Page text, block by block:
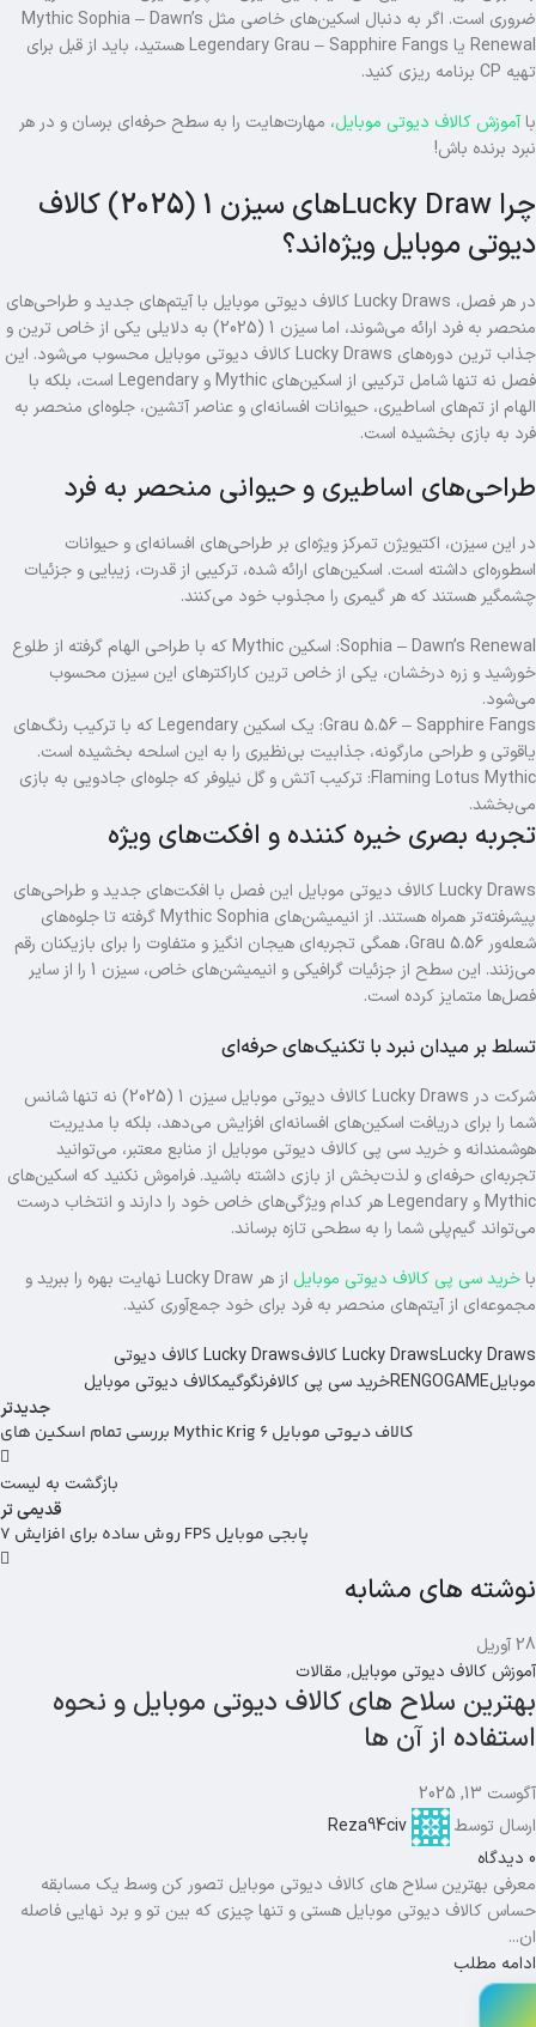
ضروری است. اگر به دنبال اسکین‌های خاصی مثل Mythic Sophia – Dawn’s
Renewal یا Legendary Grau – Sapphire Fangs هستید، باید از قبل برای
تهیه CP برنامه‌ ریزی کنید.
باآموزش کالاف دیوتی موبایل، مهارت‌هایت را به سطح حرفه‌ای برسان و در هر
نبرد برنده باش!
چرا Lucky Drawهای سیزن 1 (2025) کالاف
دیوتی موبایل ویژه‌اند؟
در هر فصل، Lucky Draws کالاف دیوتی موبایل با آیتم‌های جدید و طراحی‌های
منحصر به‌ فرد ارائه می‌شوند، اما سیزن 1 (2025) به دلایلی یکی از خاص‌ ترین و
جذاب‌ ترین دوره‌های Lucky Draws کالاف دیوتی موبایل محسوب می‌شود. این
فصل نه تنها شامل ترکیبی از اسکین‌های Mythic و Legendary است، بلکه با
الهام از تم‌های اساطیری، حیوانات افسانه‌ای و عناصر آتشین، جلوه‌ای منحصر‌ به‌
فرد به بازی بخشیده است.
طراحی‌های اساطیری و حیوانی منحصر به‌ فرد
در این سیزن، اکتیویژن تمرکز ویژه‌ای بر طراحی‌های افسانه‌ای و حیوانات
اسطوره‌ای داشته است. اسکین‌های ارائه‌ شده، ترکیبی از قدرت، زیبایی و جزئیات
چشمگیر هستند که هر گیمری را مجذوب خود می‌کنند.
Sophia – Dawn’s Renewal: اسکین Mythic که با طراحی الهام‌ گرفته از طلوع
خورشید و زره درخشان، یکی از خاص‌ ترین کاراکترهای این سیزن محسوب
می‌شود.
Grau 5.56 – Sapphire Fangs: یک اسکین Legendary که با ترکیب رنگ‌های
یاقوتی و طراحی مارگونه، جذابیت بی‌نظیری را به این اسلحه بخشیده است.
Flaming Lotus Mythic: ترکیب آتش و گل نیلوفر که جلوه‌ای جادویی به بازی
می‌بخشد.
تجربه بصری خیره‌ کننده و افکت‌های ویژه
Lucky Draws کالاف دیوتی موبایل این فصل با افکت‌های جدید و طراحی‌های
پیشرفته‌تر همراه هستند. از انیمیشن‌های Mythic Sophia گرفته تا جلوه‌های
شعله‌ور Grau 5.56، همگی تجربه‌ای هیجان‌ انگیز و متفاوت را برای بازیکنان رقم
می‌زنند. این سطح از جزئیات گرافیکی و انیمیشن‌های خاص، سیزن 1 را از سایر
فصل‌ها متمایز کرده است.
تسلط بر میدان نبرد با تکنیک‌های حرفه‌ای
شرکت در Lucky Draws کالاف دیوتی موبایل سیزن 1 (2025) نه تنها شانس
شما را برای دریافت اسکین‌های افسانه‌ای افزایش می‌دهد، بلکه با مدیریت
هوشمندانه و خرید سی پی کالاف دیوتی موبایل از منابع معتبر، می‌توانید
تجربه‌ای حرفه‌ای و لذت‌بخش از بازی داشته باشید. فراموش نکنید که اسکین‌های
Mythic و Legendary هر کدام ویژگی‌های خاص خود را دارند و انتخاب درست
می‌تواند گیم‌پلی شما را به سطحی تازه برساند.
باخرید سی پی کالاف دیوتی موبایل
از هر Lucky Draw نهایت بهره را ببرید و
مجموعه‌ای از آیتم‌های منحصر به‌ فرد برای خود جمع‌آوری کنید.
Lucky DrawsLucky Draws کالاف
Lucky Draws کالاف دیوتی
موبایلRENGOGAMEخرید سی پی کالافرنگوگیمکالاف دیوتی موبایل
جدیدتر
بررسی تمام اسکین های Mythic Krig 6 کالاف دیوتی موبایل
بازگشت به لیست
قدیمی تر
7 روش ساده برای افزایش FPS پابجی موبایل
نوشته های مشابه
28آوریل
آموزش کالاف دیوتی موبایل, مقالات
بهترین سلاح های کالاف دیوتی موبایل و نحوه
استفاده از آن ها
آگوست 13, 2025
ارسال توسط
Reza94civ
0 دیدگاه
معرفی بهترین سلاح های کالاف دیوتی موبایل تصور کن وسط یک مسابقه
حساس کالاف دیوتی موبایل هستی و تنها چیزی که بین تو و برد نهایی فاصله
ان...
ادامه مطلب